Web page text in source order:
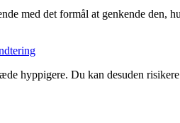
med det formål at genkende
hyppigere. Du kan desuden